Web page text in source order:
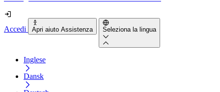
Accedi Apri aiuto Assistenza Seleziona la lingua
Inglese
Dansk